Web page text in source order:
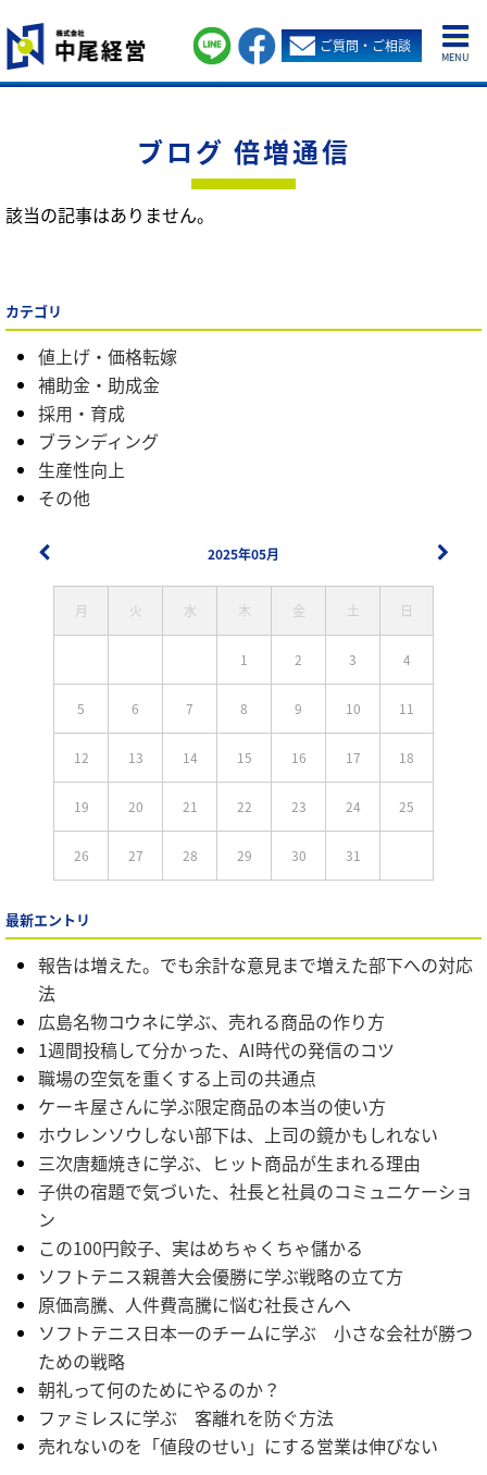
ご質問・ご相談
ブログ 倍増通信
該当の記事はありません。
カテゴリ
値上げ・価格転嫁
補助金・助成金
採用・育成
ブランディング
生産性向上
その他
2025年05月
月 火 水 木 金 土 日
1 2 3 4
5 6 7 8 9 10 11
12 13 14 15 16 17 18
19 20 21 22 23 24 25
26 27 28 29 30 31
最新エントリ
報告は増えた。でも余計な意見まで増えた部下への対応
法
広島名物コウネに学ぶ、売れる商品の作り方
1週間投稿して分かった、AI時代の発信のコツ
職場の空気を重くする上司の共通点
ケーキ屋さんに学ぶ限定商品の本当の使い方
ホウレンソウしない部下は、上司の鏡かもしれない
三次唐麺焼きに学ぶ、ヒット商品が生まれる理由
子供の宿題で気づいた、社長と社員のコミュニケーショ
ン
この100円餃子、実はめちゃくちゃ儲かる
ソフトテニス親善大会優勝に学ぶ戦略の立て方
原価高騰、人件費高騰に悩む社長さんへ
ソフトテニス日本一のチームに学ぶ 小さな会社が勝つ
ための戦略
朝礼って何のためにやるのか？
ファミレスに学ぶ 客離れを防ぐ方法
売れないのを「値段のせい」にする営業は伸びない
MENU